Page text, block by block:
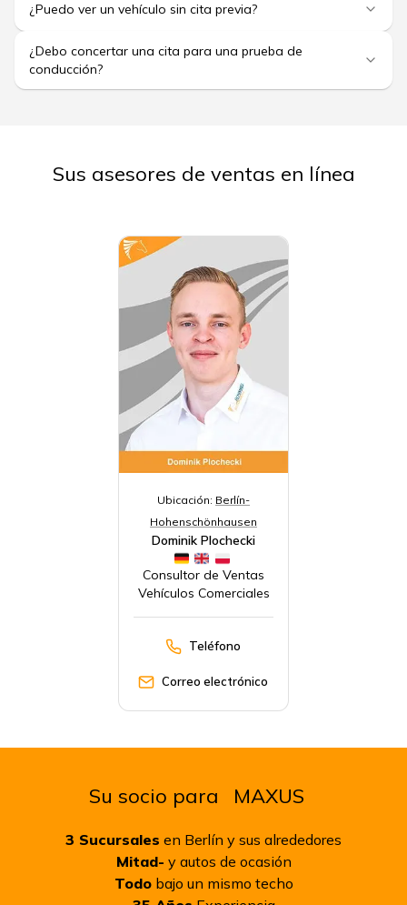
¿Puedo ver un vehículo sin cita previa?
¿Debo concertar una cita para una prueba de
conducción?
Sus asesores de ventas en línea
Ubicación: Berlín-
Hohenschönhausen
Dominik Plochecki
Consultor de Ventas
Vehículos Comerciales
Teléfono
Correo electrónico
Su socio para MAXUS
3 Sucursales en Berlín y sus alrededores
Mitad- y autos de ocasión
Todo bajo un mismo techo